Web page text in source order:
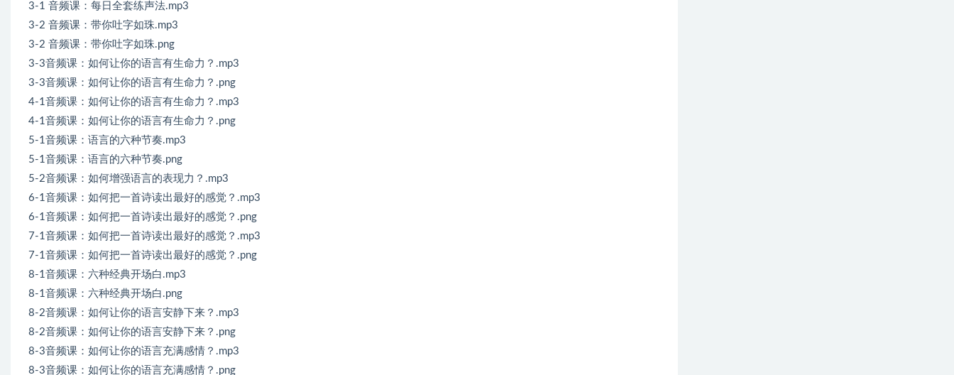
3-1 音频课：每日全套练声法.mp3
3-2 音频课：带你吐字如珠.mp3
3-2 音频课：带你吐字如珠.png
3-3音频课：如何让你的语言有生命力？.mp3
3-3音频课：如何让你的语言有生命力？.png
4-1音频课：如何让你的语言有生命力？.mp3
4-1音频课：如何让你的语言有生命力？.png
5-1音频课：语言的六种节奏.mp3
5-1音频课：语言的六种节奏.png
5-2音频课：如何增强语言的表现力？.mp3
6-1音频课：如何把一首诗读出最好的感觉？.mp3
6-1音频课：如何把一首诗读出最好的感觉？.png
7-1音频课：如何把一首诗读出最好的感觉？.mp3
7-1音频课：如何把一首诗读出最好的感觉？.png
8-1音频课：六种经典开场白.mp3
8-1音频课：六种经典开场白.png
8-2音频课：如何让你的语言安静下来？.mp3
8-2音频课：如何让你的语言安静下来？.png
8-3音频课：如何让你的语言充满感情？.mp3
8-3音频课：如何让你的语言充满感情？.png